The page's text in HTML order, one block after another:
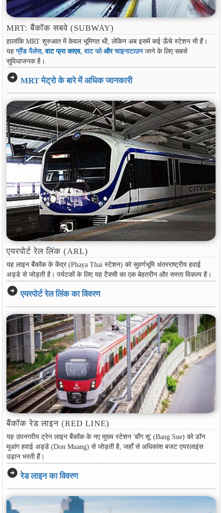
MRT: बैंकॉक सबवे (SUBWAY)
हालांकि MRT शुरुआत में केवल भूमिगत थी, लेकिन अब इसमें कई ऊँचे स्टेशन भी हैं।
यहग्रैंड पैलेस, वाट फ्रा काएव,वाट फोऔरचाइनाटाउनजाने के लिए सबसे
सुविधाजनक है।
arrow_circle_right MRT मेट्रो के बारे में अधिक जानकारी
एयरपोर्ट रेल लिंक (ARL)
यह लाइन बैंकॉक के केंद्र (Phaya Thai स्टेशन) को सुवर्णभूमि अंतरराष्ट्रीय हवाई
अड्डे से जोड़ती है। पर्यटकों के लिए यह टैक्सी का एक बेहतरीन और सस्ता विकल्प है।
arrow_circle_right एयरपोर्ट रेल लिंक का विवरण
बैंकॉक रेड लाइन (RED LINE)
यह उपनगरीय ट्रेन लाइन बैंकॉक के नए मुख्य स्टेशन 'बाँग सू' (Bang Sue) को डॉन
मुआंग हवाई अड्डे (Don Muang) से जोड़ती है, जहाँ से अधिकांश बजट एयरलाइंस
उड़ान भरती हैं।
arrow_circle_right रेड लाइन का विवरण